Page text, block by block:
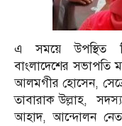
এ সময়ে উপস্থিত
বাংলাদেশের
আলমগীর হোসেন,
তাবারাক উল্লাহ,
আহাদ, আন্দোলন